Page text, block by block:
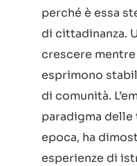
perché è essa
di cittadinanza.
crescere
esprimono
di comunità.
paradigma
epoca, ha
esperienze di